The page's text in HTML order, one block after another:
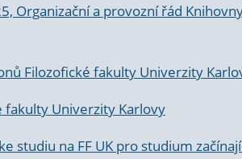
Organizační a provozní řád
Filozofické fakulty Univerzity
fakulty Univerzity Karlovy
studiu na FF UK pro studium